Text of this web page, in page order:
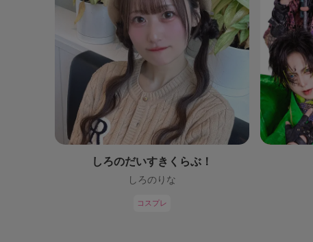
しろのだいすきくらぶ！
しろのりな
コスプレ